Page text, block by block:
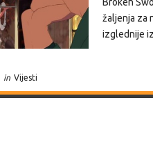
žaljenja za
izglednije
in Vijesti